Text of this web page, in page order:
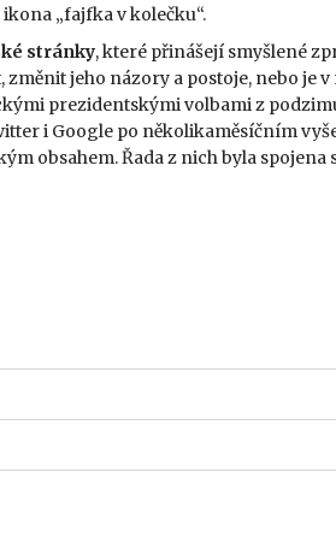
„fajfka v kolečku“.
stránky, které přinášejí smyšlené
jeho názory a postoje, nebo je
prezidentskými volbami z
i Google po několikaměsíčním
obsahem. Řada z nich byla